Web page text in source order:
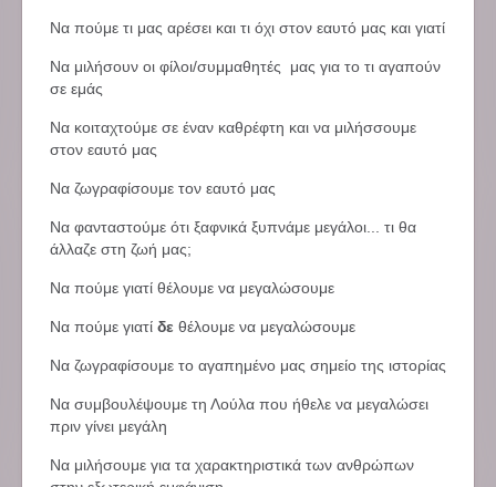
Να πούμε τι μας αρέσει και τι όχι στον εαυτό μας και γιατί
Να μιλήσουν οι φίλοι/συμμαθητές μας για το τι αγαπούν
σε εμάς
Να κοιταχτούμε σε έναν καθρέφτη και να μιλήσσουμε
στον εαυτό μας
Να ζωγραφίσουμε τον εαυτό μας
Να φανταστούμε ότι ξαφνικά ξυπνάμε μεγάλοι... τι θα
άλλαζε στη ζωή μας;
Να πούμε γιατί θέλουμε να μεγαλώσουμε
Να πούμε γιατί δε θέλουμε να μεγαλώσουμε
Να ζωγραφίσουμε το αγαπημένο μας σημείο της ιστορίας
Να συμβουλέψουμε τη Λούλα που ήθελε να μεγαλώσει
πριν γίνει μεγάλη
Να μιλήσουμε για τα χαρακτηριστικά των ανθρώπων